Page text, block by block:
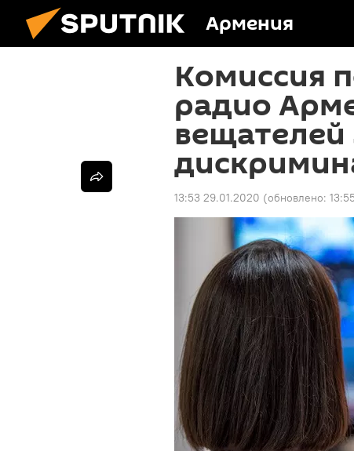
Армения
Комиссия
радио
13:53 29.01.2020 (обновлено: